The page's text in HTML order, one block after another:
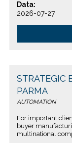
Data:
2026-07-27
STRATEGIC
PARMA
AUTOMATION
For important
buyer
multinational